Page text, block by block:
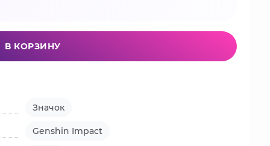
В КОРЗИНУ
Значок
Genshin Impact